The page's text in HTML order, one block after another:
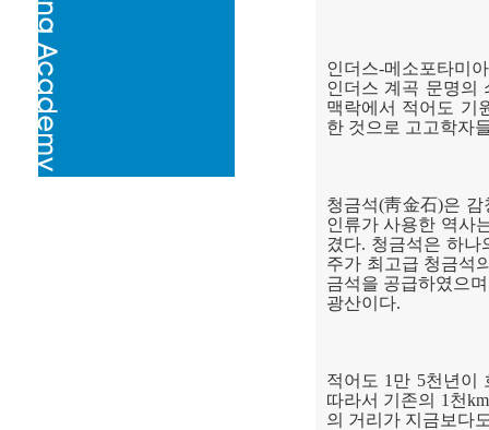
인더스-메소포타미
인더스 계곡 문명의
맥락에서 적어도 기
한 것으로 고고학자
청금석(靑金石)은 감
인류가 사용한 역사
겼다. 청금석은 하나
주가 최고급 청금석
금석을 공급하였으
광산이다.
적어도 1 만 5천년이
따라서 기존의 1 천
의 거리가 지금보다